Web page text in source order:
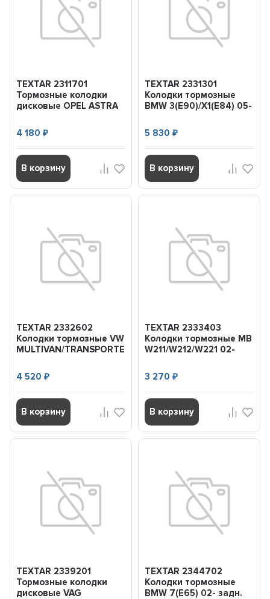
TEXTAR 2311701
Тормозные колодки
дисковые OPEL ASTRA
4 180₽
В корзину
TEXTAR 2331301
Колодки тормозные
BMW 3(E90)/X1(E84) 05-
5 830 ₽
В корзину
TEXTAR 2332602
Колодки тормозные VW
MULTIVAN/TRANSPORTER
4 520₽
В корзину
TEXTAR 2333403
Колодки тормозные MB
W211/W212/W221 02-
3 270 ₽
В корзину
TEXTAR 2339201
Тормозные колодки
дисковые VAG
TEXTAR 2344702
Колодки тормозные
BMW 7(E65) 02- задн.